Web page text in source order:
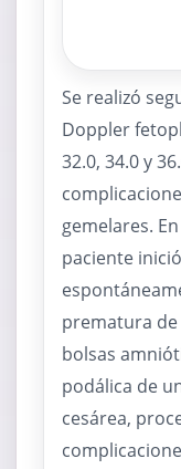
Se realizó
Doppler
32.0, 34.0 y
gemelares.
paciente
prematura
bolsas
podálica de
cesárea,